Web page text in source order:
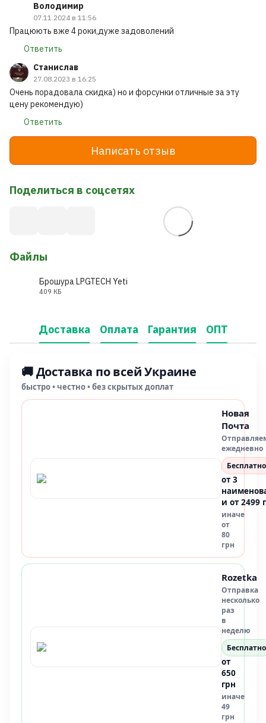
Володимир
07.11.2024 в 11:56
Працюють вже 4 роки,дуже задоволений
Ответить
Станислав
27.08.2023 в 16:25
Очень порадовала скидка) но и форсунки отличные за эту
цену рекомендую)
Ответить
Написать отзыв
Поделиться в соцсетях
Файлы
Брошура LPGTECH Yeti
409 КБ
Доставка Оплата Гарантия ОПТ
🚚 Доставка по всей Украине
быстро • честно • без скрытых доплат
Новая
Почта
ежедневно
Бесплатно
от 3
и от 2499
иначе
от
80
грн
Rozetka
Отправка
несколько
раз
в
неделю
Бесплатно
от
650
грн
иначе
49
грн